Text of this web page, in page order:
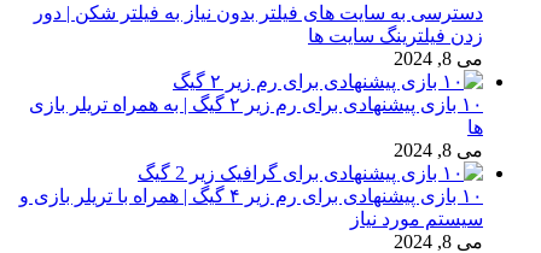
دسترسی به سایت های فیلتر بدون نیاز به فیلتر شکن | دور
زدن فیلترینگ سایت ها
می 8, 2024
۱۰ بازی پیشنهادی برای رم زیر ۲ گیگ | به همراه تریلر بازی
ها
می 8, 2024
۱۰ بازی پیشنهادی برای رم زیر ۴ گیگ | همراه با تریلر بازی و
سیستم مورد نیاز
می 8, 2024